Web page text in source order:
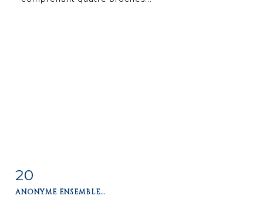
Item detail
20
ANONYME ENSEMBLE...